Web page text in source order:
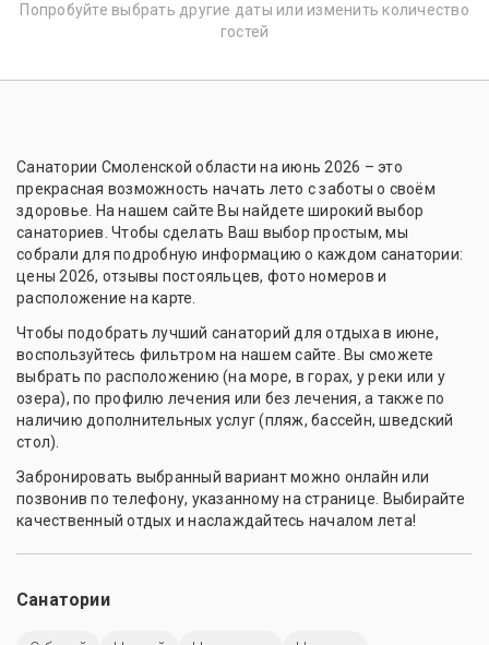
Попробуйте выбрать другие даты или изменить количество
гостей
Санатории Смоленской области на июнь 2026 – это
прекрасная возможность начать лето с заботы о своём
здоровье. На нашем сайте Вы найдете широкий выбор
санаториев. Чтобы сделать Ваш выбор простым, мы
собрали для подробную информацию о каждом санатории:
цены 2026, отзывы постояльцев, фото номеров и
расположение на карте.
Чтобы подобрать лучший санаторий для отдыха в июне,
воспользуйтесь фильтром на нашем сайте. Вы сможете
выбрать по расположению (на море, в горах, у реки или у
озера), по профилю лечения или без лечения, а также по
наличию дополнительных услуг (пляж, бассейн, шведский
стол).
Забронировать выбранный вариант можно онлайн или
позвонив по телефону, указанному на странице. Выбирайте
качественный отдых и наслаждайтесь началом лета!
Санатории